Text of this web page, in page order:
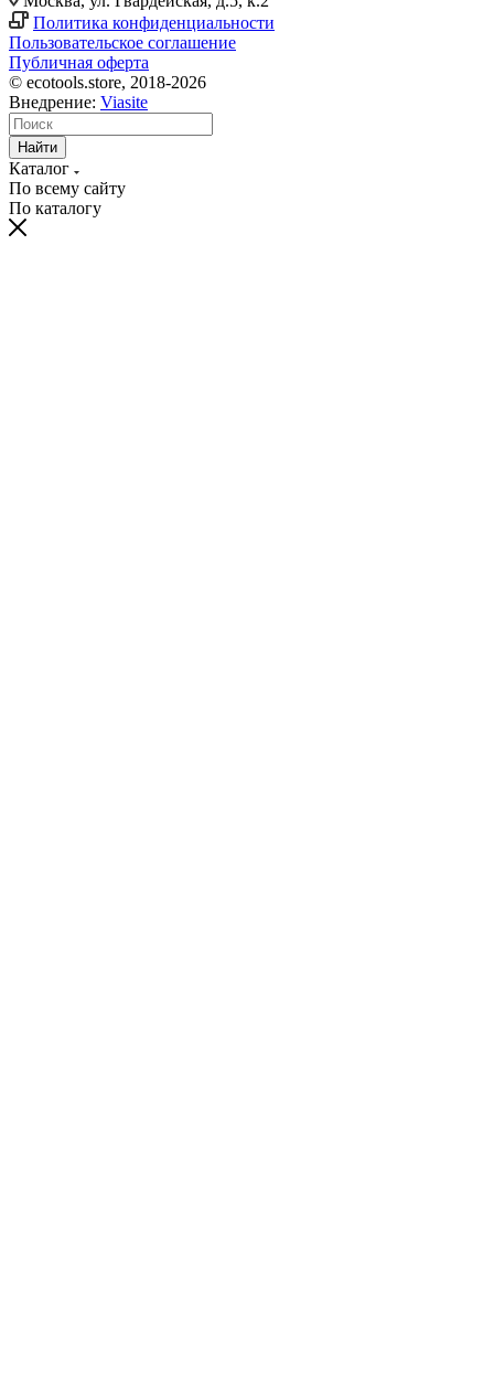
Политика конфиденциальности
Пользовательское соглашение
Публичная оферта
© ecotools.store, 2018-2026
Внедрение: Viasite
Найти
Каталог
По всему сайту
По каталогу